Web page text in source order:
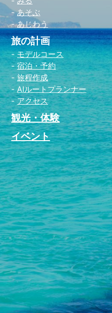
あそぶ
あじわう
旅の計画
モデルコース
宿泊・予約
旅程作成
AIルートプランナー
アクセス
観光・体験
イベント